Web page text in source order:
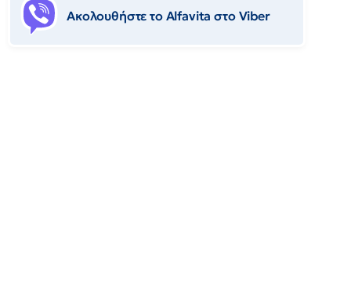
Ακολουθήστε το Αlfavita στο Viber